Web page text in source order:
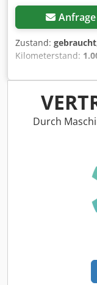
Zustand: gebraucht
Kilometerstand:
Fahrzeugstandort:
Zwischenverkauf
Rphcetjck - .
Durch